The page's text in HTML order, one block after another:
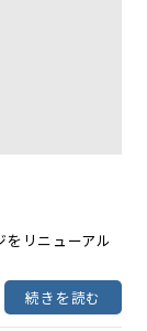
をリニューアル
続きを読む